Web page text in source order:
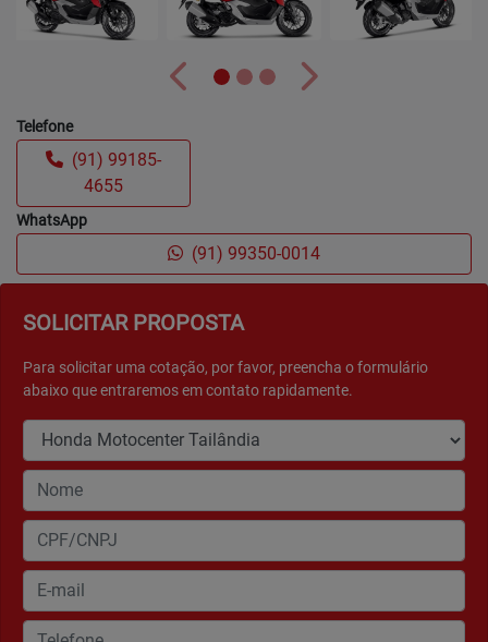
SOLICITAR PROPOSTA
Para solicitar uma cotação, por favor, preencha o formulário
abaixo que entraremos em contato rapidamente.
Anterior Próximo
Telefone
(91) 99185-
4655
WhatsApp
(91) 99350-0014